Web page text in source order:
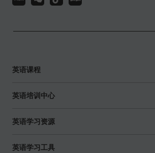
英语课程
英语培训中心
英语学习资源
英语学习工具